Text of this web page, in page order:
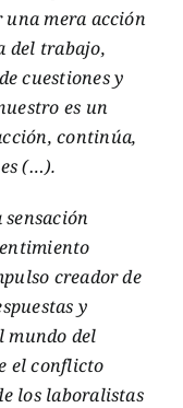
mera acción
del trabajo,
cuestiones y
es un
continúa,
(…).
creador de
y
mundo del
el conflicto
los laboralistas